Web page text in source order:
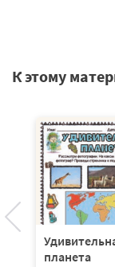
К этому
планета